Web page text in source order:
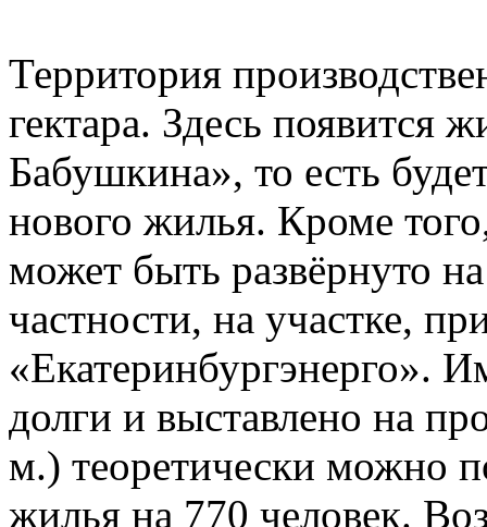
Территория
гектара. Здесь появится
Бабушкина», то есть
нового жилья. Кроме
может быть развёрнуто
частности, на участке,
«Екатеринбургэнерго».
долги и выставлено на
м.) теоретически можно
жилья на 770 человек.